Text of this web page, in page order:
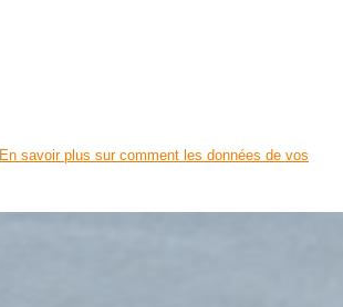
En savoir plus sur comment les données de vos